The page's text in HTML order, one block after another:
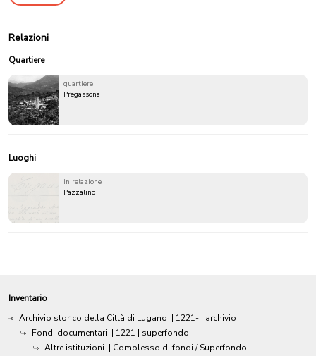
Relazioni
Quartiere
quartiere
Pregassona
Luoghi
in relazione
Pazzalino
Inventario
Archivio storico della Città di Lugano | 1221- | archivio
Fondi documentari | 1221 | superfondo
Altre istituzioni | Complesso di fondi / Superfondo